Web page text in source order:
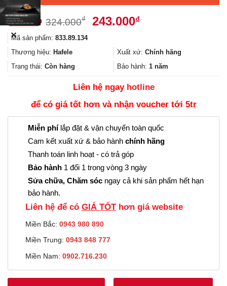
324.000₫
Giá
324.000₫.
243.000₫Giá
là:
243.000₫.
Mã sản phẩm: 833.89.134
Thương hiệu: Hafele Xuất xứ: Chính hãng
Trạng thái: Còn hàng Bảo hành: 1 năm
Liên hệ ngay hotline
để có giá tốt hơn và nhận voucher tới 5tr
Miễn phílắp đặt & vận chuyển toàn quốc
Cam kết xuất xứ & bảo hành chính hãng
Thanh toán linh hoạt - có trả góp
Bảo hành 1 đổi 1 trong vòng 3 ngày
Sửa chữa, Chăm sóc ngay cả khi sản phẩm hết hạn
bảo hành.
Liên hệ để có GIÁ TỐThơn giá website
Miền Bắc: 0943 980 890
Miền Trung: 0943 848 777
Miền Nam: 0902.716.230
✕